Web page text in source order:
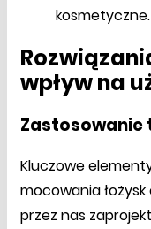
kosmetyczne.
wpływ na
Zastosowanie
Kluczowe
mocowania
przez nas